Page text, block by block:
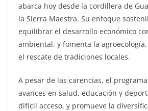
abarca hoy desde la cordillera de
la Sierra Maestra. Su enfoque
equilibrar el desarrollo económico
ambiental, y fomenta la
el rescate de tradiciones locales.
A pesar de las carencias, el
avances en salud, educación y
difícil acceso, y promueve la